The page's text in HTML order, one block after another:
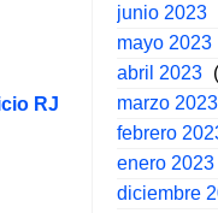
RJ
junio 2023
mayo 2023
abril 2023
marzo 2023
febrero
enero 2023
diciembre